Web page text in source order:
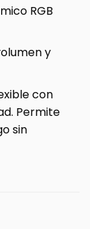
RGB
y
con
Permite
sin